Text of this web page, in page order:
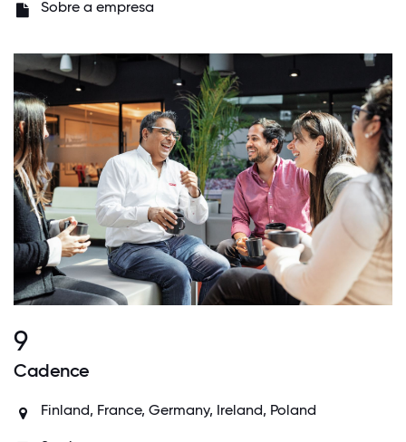
Sobre a empresa
9
Cadence
Finland, France, Germany, Ireland, Poland